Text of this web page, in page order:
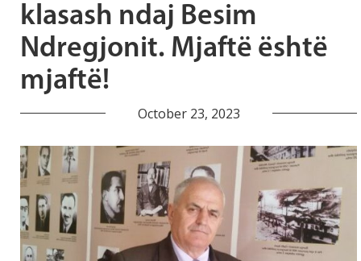
klasash ndaj Besim
Ndregjonit. Mjaftë është
mjaftë!
October 23, 2023